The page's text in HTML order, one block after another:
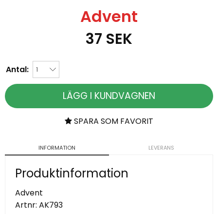
Advent
37 SEK
Antal:
LÄGG I KUNDVAGNEN
SPARA SOM FAVORIT
INFORMATION LEVERANS
Produktinformation
Advent
Artnr: AK793